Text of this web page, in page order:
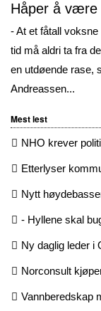
Håper å være
- At et fåtall
tid må aldri ta fra
en utdøende rase,
Andreassen...
Mest lest
NHO krever
Etterlyser
Nytt
- Hyllene skal
Ny daglig leder i
Norconsult
Vannberedskap